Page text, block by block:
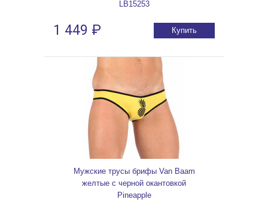
LB15253
1 449 ₽ Купить
Мужские трусы брифы Van Baam
желтые с черной окантовкой
Pineapple